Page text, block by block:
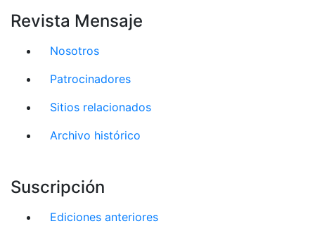
Revista Mensaje
Nosotros
Patrocinadores
Sitios relacionados
Archivo histórico
Suscripción
Ediciones anteriores